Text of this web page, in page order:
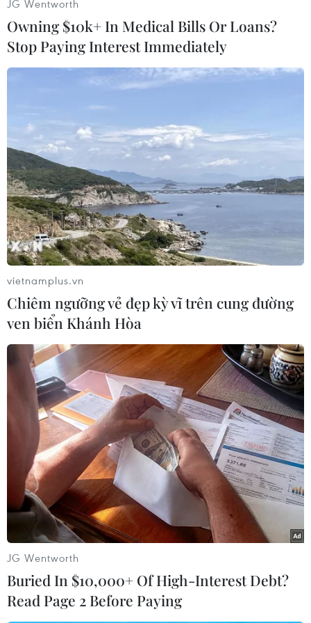
(Vietnam+)
#Novak Djokovic #Daniil Medvedev
#David Goffin
#Cincinnati Open 2019
Theo dõi VietnamPlus
TIN LIÊN QUAN
JG Wentworth
Owning $10k+ In Medical Bills Or Loans?
Stop Paying Interest Immediately
vietnamplus.vn
Chiêm ngưỡng vẻ đẹp kỳ vĩ trên cung đường
ven biển Khánh Hòa
JG Wentworth
Buried In $10,000+ Of High-Interest Debt?
Read Page 2 Before Paying